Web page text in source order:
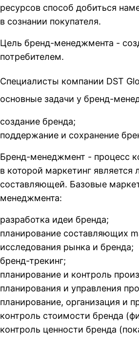
ресурсов способ добиться
в сознании покупателя.
Цель бренд-менеджмента -
потребителем.
Специалисты компании DST
основные задачи у бренд-
создание бренда;
поддержание и сохранение
Бренд-менеджмент - процесс
в которой маркетинг
составляющей. Базовые
менеджмента:
разработка идеи бренда;
планирование составляющих
исследования рынка и бренда;
бренд-трекинг;
планирование и контроль
планирования и управления
планирование, организация и
контроль стоимости бренда
контроль ценности бренда